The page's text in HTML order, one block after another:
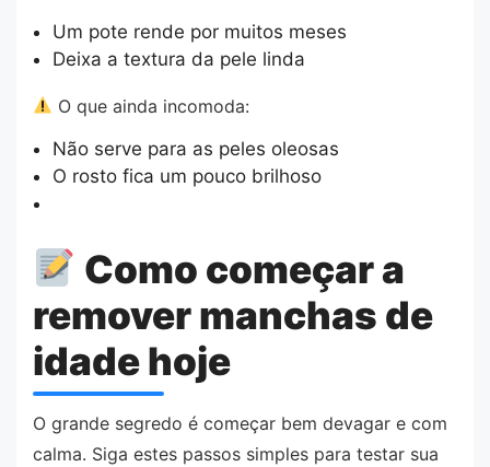
Um pote rende por muitos meses
Deixa a textura da pele linda
O que ainda incomoda:
Não serve para as peles oleosas
O rosto fica um pouco brilhoso
Como começar a
remover manchas de
idade hoje
O grande segredo é começar bem devagar e com
calma. Siga estes passos simples para testar sua